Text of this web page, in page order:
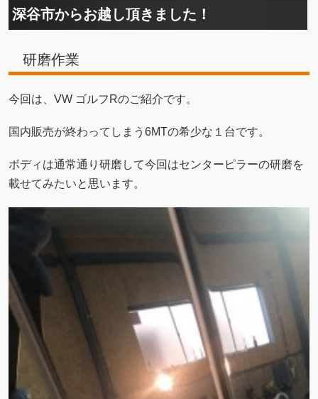
深谷市からお越し頂きました！
研磨作業
今回は、VW ゴルフRのご紹介です。
国内販売が終わってしまう6MTの希少な１台です。
ボディは通常通り研磨して今回はセンターピラーの研磨を
載せてみたいと思います。